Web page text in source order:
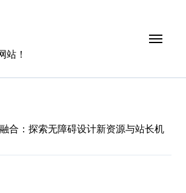
站！
合：探索无障碍设计新资源与站长机